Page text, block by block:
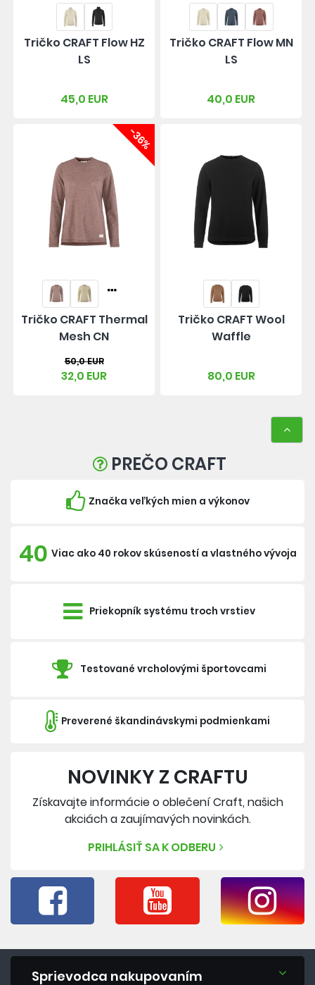
Tričko CRAFT Flow HZ
LS
45,0 EUR
Tričko CRAFT Flow MN
LS
40,0 EUR
-36%
Tričko CRAFT Thermal
Mesh CN
50,0 EUR
32,0 EUR
Tričko CRAFT Wool
Waffle
80,0 EUR
PREČO CRAFT
Značka veľkých mien a výkonov
40 Viac ako 40 rokov skúseností a vlastného vývoja
Priekopník systému troch vrstiev
Testované vrcholovými športovcami
Preverené škandinávskymi podmienkami
NOVINKY Z CRAFTU
Získavajte informácie o oblečení Craft, našich
akciách a zaujímavých novinkách.
PRIHLÁSIŤ SA K ODBERU
Sprievodca nakupovaním